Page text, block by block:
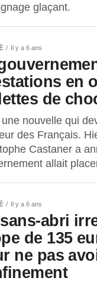
glaçant.
Il y a 6 ans
en
de
une nouvelle qui
des Français.
Castaner a
allait
Il y a 6 ans
abri
de 135
ne pas